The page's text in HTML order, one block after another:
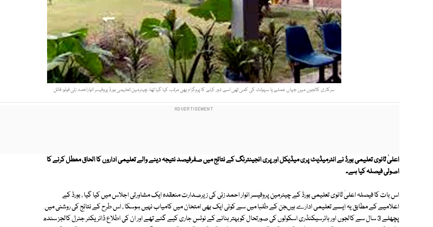
سرکاری کالجوں میں جہاں عملے یا سہولت کی کمی تھی اسے دور کرنے کا پروگرام بھی مرتب کیا گیا تھا، چیئرمین تعلیمی بورڈ پروفیسر انواراحمد زئی فوٹو: فائل
اعلیٰ ثانوی تعلیمی بورڈ نے انٹرمیڈیٹ پری میڈیکل اور پری انجینئرنگ کے نتائج میں صفرفیصد نتیجہ دینے والے تعلیمی اداروں کا الحاق معطل کرنے کا
اصولی فیصلہ کیا ہے۔
اس بات کا فیصلہ اعلیٰ ثانوی تعلیمی بورڈ کے چیئرمین پروفیسر انوار احمد زئی کی زیرصدارت منعقدہ ایک مشاورتی اجلاس میں کیا گیا ، بورڈ کے
اعلامیے کے مطابق یہ ایسے تعلیمی ادارے ہیںجن کے طلبا میں سے کوئی ایک بھی امتحان میں کامیاب نہیں ہوسکا ، اس طرح کے نتائج کی روشنی میں
پچھلے 3 سال سے کالجوں اور ہائرسیکنڈری اسکولوں کی صورتحال کوبہتر بنانے کے نوٹس جاری کیے گئے تھے اور ان کی اطلاع ڈائریکٹر جنرل کالجز سندھ